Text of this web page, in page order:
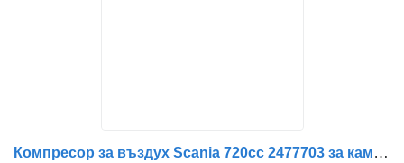
Компресор за въздух Scania 720cc 2477703 за камион